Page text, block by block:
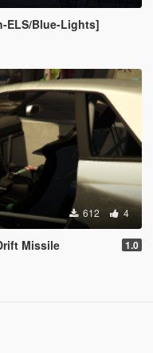
ELS/Blue-Lights]
612 4
Missile 1.0